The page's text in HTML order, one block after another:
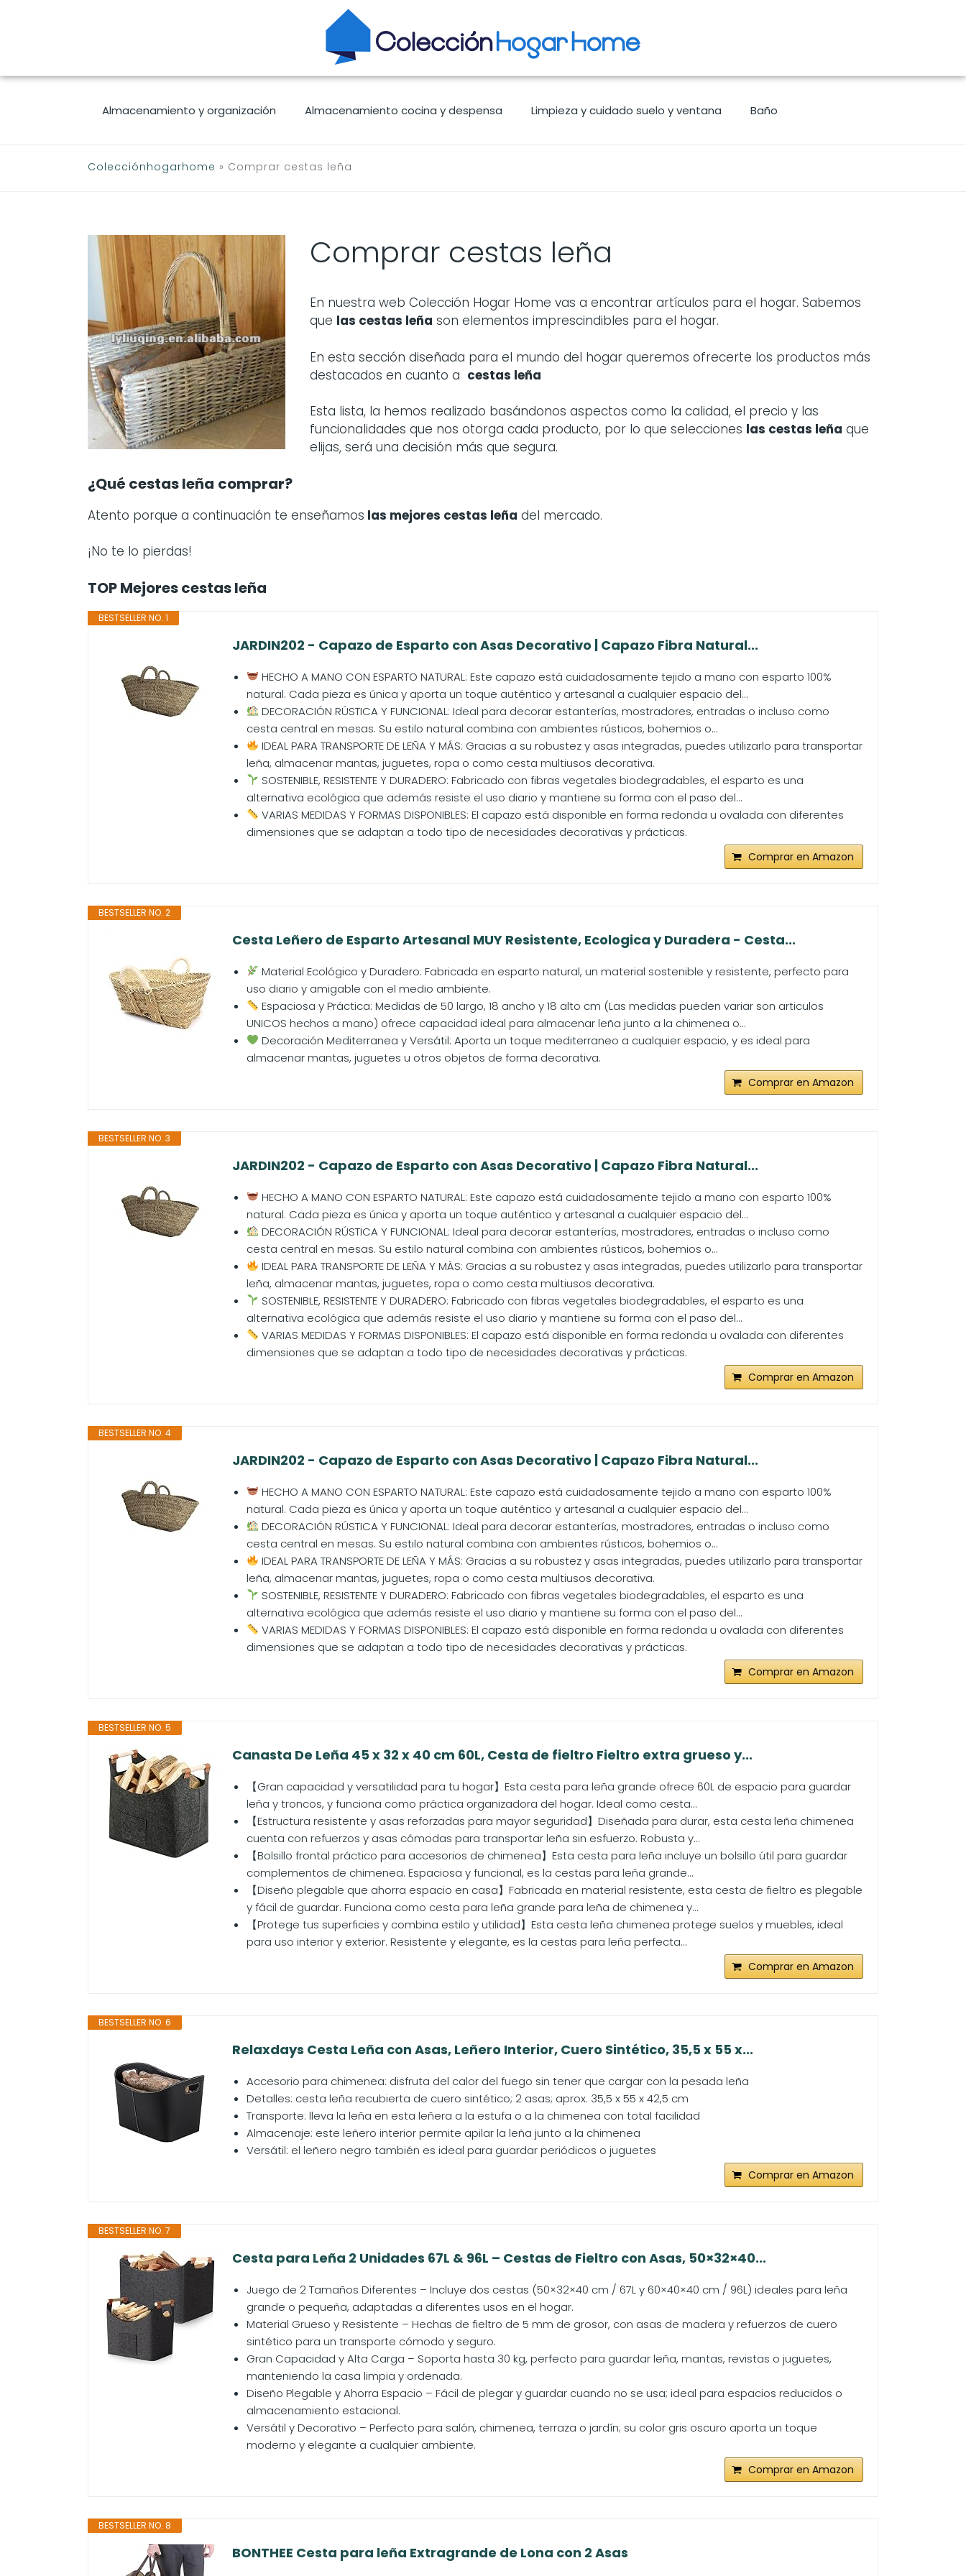
Almacenamiento y organización Almacenamiento cocina y despensa Limpieza y cuidado suelo y ventana Baño
Colecciónhogarhome » Comprar cestas leña
Comprar cestas leña
En nuestra web Colección Hogar Home vas a encontrar artículos para el hogar. Sabemos
que las cestas leña son elementos imprescindibles para el hogar.
En esta sección diseñada para el mundo del hogar queremos ofrecerte los productos más
destacados en cuanto a cestas leña
Esta lista, la hemos realizado basándonos aspectos como la calidad, el precio y las
funcionalidades que nos otorga cada producto, por lo que selecciones las cestas leña que
elijas, será una decisión más que segura.
¿Qué cestas leña comprar?
Atento porque a continuación te enseñamos las mejores cestas leña del mercado.
¡No te lo pierdas!
TOP Mejores cestas leña
BESTSELLER NO. 1
JARDIN202 - Capazo de Esparto con Asas Decorativo | Capazo Fibra Natural...
HECHO A MANO CON ESPARTO NATURAL: Este capazo está cuidadosamente tejido a mano con esparto 100%
natural. Cada pieza es única y aporta un toque auténtico y artesanal a cualquier espacio del...
DECORACIÓN RÚSTICA Y FUNCIONAL: Ideal para decorar estanterías, mostradores, entradas o incluso como
cesta central en mesas. Su estilo natural combina con ambientes rústicos, bohemios o...
IDEAL PARA TRANSPORTE DE LEÑA Y MÁS: Gracias a su robustez y asas integradas, puedes utilizarlo para transportar
leña, almacenar mantas, juguetes, ropa o como cesta multiusos decorativa.
SOSTENIBLE, RESISTENTE Y DURADERO: Fabricado con fibras vegetales biodegradables, el esparto es una
alternativa ecológica que además resiste el uso diario y mantiene su forma con el paso del...
VARIAS MEDIDAS Y FORMAS DISPONIBLES: El capazo está disponible en forma redonda u ovalada con diferentes
dimensiones que se adaptan a todo tipo de necesidades decorativas y prácticas.
Comprar en Amazon
BESTSELLER NO. 2
Cesta Leñero de Esparto Artesanal MUY Resistente, Ecologica y Duradera - Cesta...
Material Ecológico y Duradero: Fabricada en esparto natural, un material sostenible y resistente, perfecto para
uso diario y amigable con el medio ambiente.
Espaciosa y Práctica: Medidas de 50 largo, 18 ancho y 18 alto cm (Las medidas pueden variar son articulos
UNICOS hechos a mano) ofrece capacidad ideal para almacenar leña junto a la chimenea o...
Decoración Mediterranea y Versátil: Aporta un toque mediterraneo a cualquier espacio, y es ideal para
almacenar mantas, juguetes u otros objetos de forma decorativa.
Comprar en Amazon
BESTSELLER NO. 3
JARDIN202 - Capazo de Esparto con Asas Decorativo | Capazo Fibra Natural...
HECHO A MANO CON ESPARTO NATURAL: Este capazo está cuidadosamente tejido a mano con esparto 100%
natural. Cada pieza es única y aporta un toque auténtico y artesanal a cualquier espacio del...
DECORACIÓN RÚSTICA Y FUNCIONAL: Ideal para decorar estanterías, mostradores, entradas o incluso como
cesta central en mesas. Su estilo natural combina con ambientes rústicos, bohemios o...
IDEAL PARA TRANSPORTE DE LEÑA Y MÁS: Gracias a su robustez y asas integradas, puedes utilizarlo para transportar
leña, almacenar mantas, juguetes, ropa o como cesta multiusos decorativa.
SOSTENIBLE, RESISTENTE Y DURADERO: Fabricado con fibras vegetales biodegradables, el esparto es una
alternativa ecológica que además resiste el uso diario y mantiene su forma con el paso del...
VARIAS MEDIDAS Y FORMAS DISPONIBLES: El capazo está disponible en forma redonda u ovalada con diferentes
dimensiones que se adaptan a todo tipo de necesidades decorativas y prácticas.
Comprar en Amazon
BESTSELLER NO. 4
JARDIN202 - Capazo de Esparto con Asas Decorativo | Capazo Fibra Natural...
HECHO A MANO CON ESPARTO NATURAL: Este capazo está cuidadosamente tejido a mano con esparto 100%
natural. Cada pieza es única y aporta un toque auténtico y artesanal a cualquier espacio del...
DECORACIÓN RÚSTICA Y FUNCIONAL: Ideal para decorar estanterías, mostradores, entradas o incluso como
cesta central en mesas. Su estilo natural combina con ambientes rústicos, bohemios o...
IDEAL PARA TRANSPORTE DE LEÑA Y MÁS: Gracias a su robustez y asas integradas, puedes utilizarlo para transportar
leña, almacenar mantas, juguetes, ropa o como cesta multiusos decorativa.
SOSTENIBLE, RESISTENTE Y DURADERO: Fabricado con fibras vegetales biodegradables, el esparto es una
alternativa ecológica que además resiste el uso diario y mantiene su forma con el paso del...
VARIAS MEDIDAS Y FORMAS DISPONIBLES: El capazo está disponible en forma redonda u ovalada con diferentes
dimensiones que se adaptan a todo tipo de necesidades decorativas y prácticas.
Comprar en Amazon
BESTSELLER NO. 5
Canasta De Leña 45 x 32 x 40 cm 60L, Cesta de fieltro Fieltro extra grueso y...
【Gran capacidad y versatilidad para tu hogar】Esta cesta para leña grande ofrece 60L de espacio para guardar
leña y troncos, y funciona como práctica organizadora del hogar. Ideal como cesta...
【Estructura resistente y asas reforzadas para mayor seguridad】Diseñada para durar, esta cesta leña chimenea
cuenta con refuerzos y asas cómodas para transportar leña sin esfuerzo. Robusta y...
【Bolsillo frontal práctico para accesorios de chimenea】Esta cesta para leña incluye un bolsillo útil para guardar
complementos de chimenea. Espaciosa y funcional, es la cestas para leña grande...
【Diseño plegable que ahorra espacio en casa】Fabricada en material resistente, esta cesta de fieltro es plegable
y fácil de guardar. Funciona como cesta para leña grande para leña de chimenea y...
【Protege tus superficies y combina estilo y utilidad】Esta cesta leña chimenea protege suelos y muebles, ideal
para uso interior y exterior. Resistente y elegante, es la cestas para leña perfecta...
Comprar en Amazon
BESTSELLER NO. 6
Relaxdays Cesta Leña con Asas, Leñero Interior, Cuero Sintético, 35,5 x 55 x...
Accesorio para chimenea: disfruta del calor del fuego sin tener que cargar con la pesada leña
Detalles: cesta leña recubierta de cuero sintético; 2 asas; aprox. 35,5 x 55 x 42,5 cm
Transporte: lleva la leña en esta leñera a la estufa o a la chimenea con total facilidad
Almacenaje: este leñero interior permite apilar la leña junto a la chimenea
Versátil: el leñero negro también es ideal para guardar periódicos o juguetes
Comprar en Amazon
BESTSELLER NO. 7
Cesta para Leña 2 Unidades 67L & 96L – Cestas de Fieltro con Asas, 50×32×40...
Juego de 2 Tamaños Diferentes – Incluye dos cestas (50×32×40 cm / 67L y 60×40×40 cm / 96L) ideales para leña
grande o pequeña, adaptadas a diferentes usos en el hogar.
Material Grueso y Resistente – Hechas de fieltro de 5 mm de grosor, con asas de madera y refuerzos de cuero
sintético para un transporte cómodo y seguro.
Gran Capacidad y Alta Carga – Soporta hasta 30 kg, perfecto para guardar leña, mantas, revistas o juguetes,
manteniendo la casa limpia y ordenada.
Diseño Plegable y Ahorra Espacio – Fácil de plegar y guardar cuando no se usa; ideal para espacios reducidos o
almacenamiento estacional.
Versátil y Decorativo – Perfecto para salón, chimenea, terraza o jardín; su color gris oscuro aporta un toque
moderno y elegante a cualquier ambiente.
Comprar en Amazon
BESTSELLER NO. 8
BONTHEE Cesta para leña Extragrande de Lona con 2 Asas